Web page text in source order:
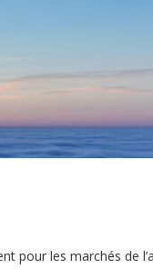
pour les marchés de